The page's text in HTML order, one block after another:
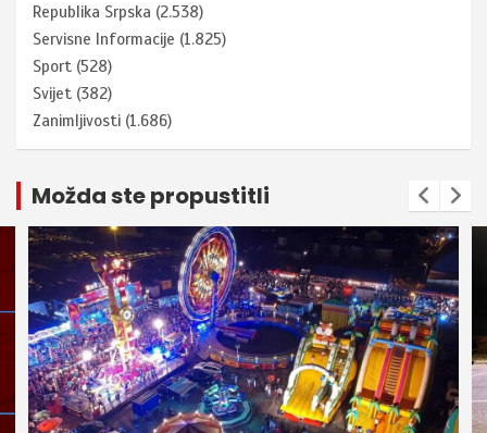
Republika Srpska (2.538)
Servisne Informacije (1.825)
Sport (528)
Svijet (382)
Zanimljivosti (1.686)
Možda ste propustitli